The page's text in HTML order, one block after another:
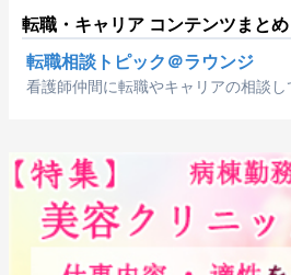
転職・キャリア コンテンツまとめ
転職相談トピック＠ラウンジ
看護師仲間に転職やキャリアの相談し